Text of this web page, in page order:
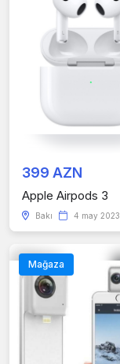
399 AZN
Apple Airpods 3
Bakı 4 may 2023
Mağaza